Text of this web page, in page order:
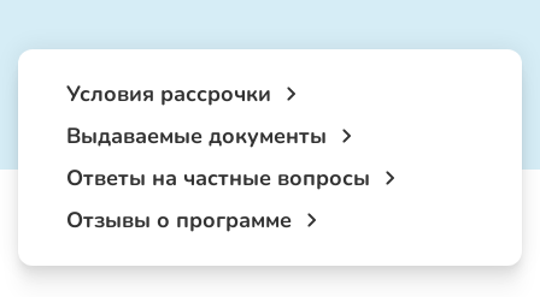
Условия рассрочки
Выдаваемые документы
Ответы на частные вопросы
Отзывы о программе